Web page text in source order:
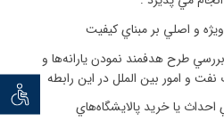
توان
و اصلي بر مبناي كيفيت
طرح هدفمند نمودن يارانه‌ها و
و امور بين الملل در اين رابطه
يا خريد پالايشگاه‌هاي